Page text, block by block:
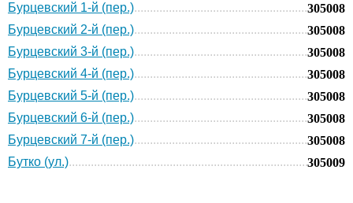
Бурцевский 1-й (пер.)
305008
Бурцевский 2-й (пер.)
305008
Бурцевский 3-й (пер.)
305008
Бурцевский 4-й (пер.)
305008
Бурцевский 5-й (пер.)
305008
Бурцевский 6-й (пер.)
305008
Бурцевский 7-й (пер.)
305008
Бутко (ул.)
305009